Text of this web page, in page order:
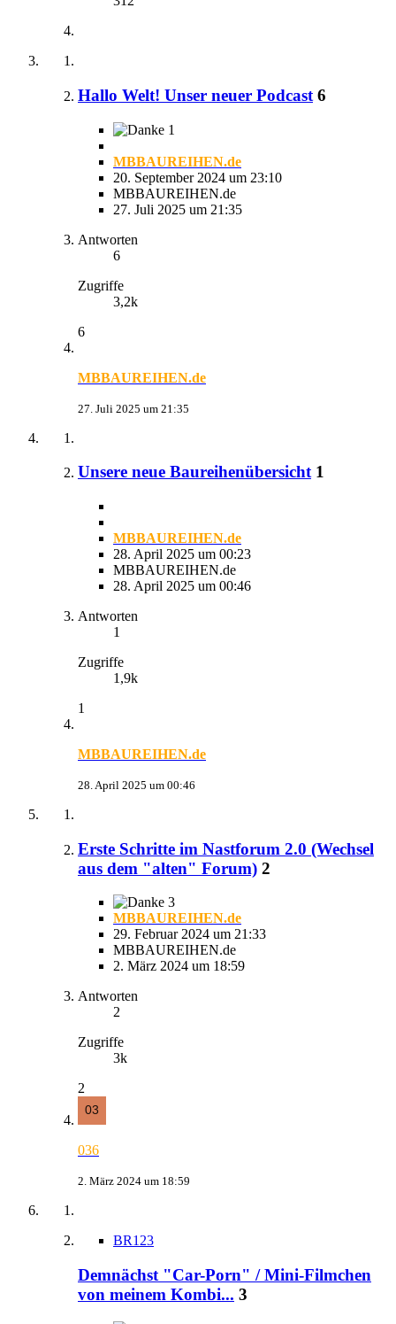
Hallo Welt! Unser neuer Podcast 6
1
MBBAUREIHEN.de
20. September 2024 um 23:10
MBBAUREIHEN.de
27. Juli 2025 um 21:35
Antworten
6
Zugriffe
3,2k
6
MBBAUREIHEN.de
27. Juli 2025 um 21:35
Unsere neue Baureihenübersicht 1
MBBAUREIHEN.de
28. April 2025 um 00:23
MBBAUREIHEN.de
28. April 2025 um 00:46
Antworten
1
Zugriffe
1,9k
1
MBBAUREIHEN.de
28. April 2025 um 00:46
Erste Schritte im Nastforum 2.0 (Wechsel
aus dem "alten" Forum) 2
3
MBBAUREIHEN.de
29. Februar 2024 um 21:33
MBBAUREIHEN.de
2. März 2024 um 18:59
Antworten
2
Zugriffe
3k
2
036
2. März 2024 um 18:59
BR123
Demnächst "Car-Porn" / Mini-Filmchen
von meinem Kombi... 3